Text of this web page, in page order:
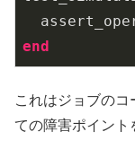
end
これはジョブの
ての障害ポイント